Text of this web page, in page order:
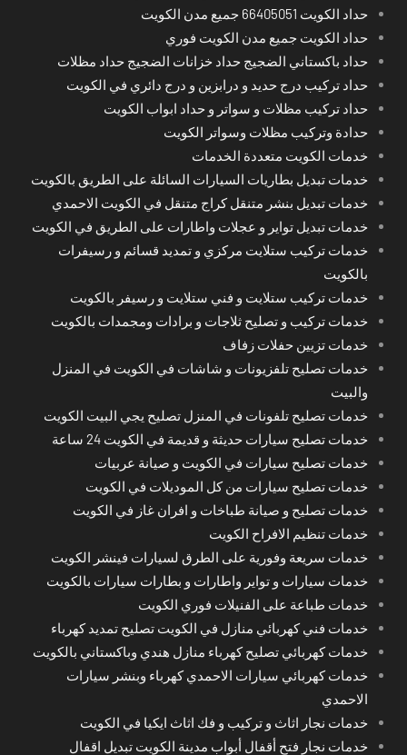
حداد الكويت 66405051 جميع مدن الكويت
حداد الكويت جميع مدن الكويت فوري
حداد باكستاني الضجيج حداد خزانات الضجيج حداد مظلات
حداد تركيب درج حديد و درابزين و درج دائري في الكويت
حداد تركيب مظلات و سواتر و حداد ابواب الكويت
حدادة وتركيب مظلات وسواتر الكويت
خدمات الكويت متعددة الخدمات
خدمات تبديل بطاريات السيارات السائلة على الطريق بالكويت
خدمات تبديل بنشر متنقل كراج متنقل في الكويت الاحمدي
خدمات تبديل تواير و عجلات واطارات على الطريق في الكويت
خدمات تركيب ستلايت مركزي و تمديد قسائم و رسيفرات
بالكويت
خدمات تركيب ستلايت و فني ستلايت و رسيفر بالكويت
خدمات تركيب و تصليح ثلاجات و برادات ومجمدات بالكويت
خدمات تزيين حفلات زفاف
خدمات تصليح تلفزيونات و شاشات في الكويت في المنزل
والبيت
خدمات تصليح تلفونات في المنزل تصليح يجي البيت الكويت
خدمات تصليح سيارات حديثة و قديمة في الكويت 24 ساعة
خدمات تصليح سيارات في الكويت و صيانة عربيات
خدمات تصليح سيارات من كل الموديلات في الكويت
خدمات تصليح و صيانة طباخات و افران غاز في الكويت
خدمات تنظيم الافراح الكويت
خدمات سريعة وفورية على الطرق لسيارات فينشر الكويت
خدمات سيارات و تواير واطارات و بطارات سيارات بالكويت
خدمات طباعة على الفنيلات فوري الكويت
خدمات فني كهربائي منازل في الكويت تصليح تمديد كهرباء
خدمات كهربائي تصليح كهرباء منازل هندي وباكستاني بالكويت
خدمات كهربائي سيارات الاحمدي كهرباء وبنشر سيارات
الاحمدي
خدمات نجار اثاث و تركيب و فك اثاث ايكيا في الكويت
خدمات نجار فتح أقفال أبواب مدينة الكويت تبديل اقفال